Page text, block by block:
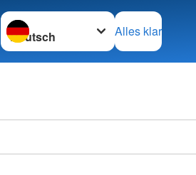
Sprache wechseln zu
Alles klar